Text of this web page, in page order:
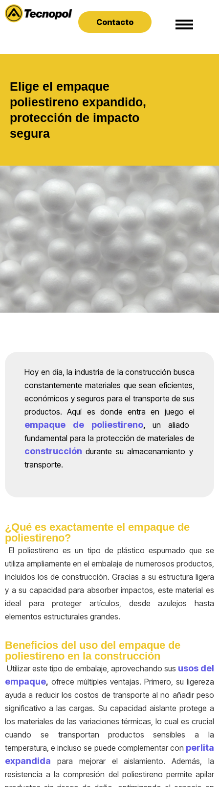
Contacto
Elige el empaque
poliestireno expandido,
protección de impacto
segura
Hoy en día, la industria de la construcción busca
constantemente materiales que sean eficientes,
económicos y seguros para el transporte de sus
productos. Aquí es donde entra en juego el
empaque de poliestireno, un aliado
fundamental para la protección de materiales de
construcción durante su almacenamiento y
transporte.
¿Qué es exactamente el empaque de
poliestireno?
El poliestireno es un tipo de plástico espumado que se
utiliza ampliamente en el embalaje de numerosos productos,
incluidos los de construcción. Gracias a su estructura ligera
y a su capacidad para absorber impactos, este material es
ideal para proteger artículos, desde azulejos hasta
elementos estructurales grandes.
Beneficios del uso del empaque de
poliestireno en la construcción
Utilizar este tipo de embalaje, aprovechando sus usos del
empaque, ofrece múltiples ventajas. Primero, su ligereza
ayuda a reducir los costos de transporte al no añadir peso
significativo a las cargas. Su capacidad aislante protege a
los materiales de las variaciones térmicas, lo cual es crucial
cuando se transportan productos sensibles a la
temperatura, e incluso se puede complementar con perlita
expandida para mejorar el aislamiento. Además, la
resistencia a la compresión del poliestireno permite apilar